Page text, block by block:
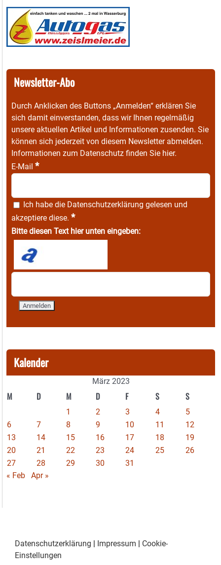
Newsletter-Abo
Durch Anklicken des Buttons „Anmelden“ erklären Sie
sich damit einverstanden, dass wir Ihnen regelmäßig
unsere aktuellen Artikel und Informationen zusenden. Sie
können sich jederzeit von diesem Newsletter abmelden.
Informationen zum Datenschutz finden Sie hier.
E-Mail *
Ich habe die Datenschutzerklärung gelesen und
akzeptiere diese. *
Bitte diesen Text hier unten eingeben:
Kalender
März 2023
M D M D F S S
1 2 3 4
5
6
7 8 9 10 11
12
13
14 15 16 17 18
19
20
21 22 23 24 25
26
27
28 29 30
31
« Feb
Apr »
Datenschutzerklärung | Impressum | Cookie-
Einstellungen